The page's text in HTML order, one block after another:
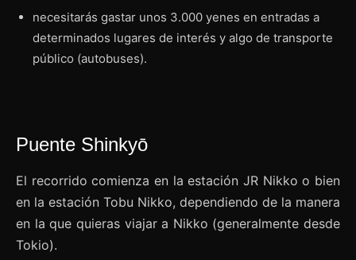
necesitarás gastar unos 3.000 yenes en entradas a
determinados lugares de interés y algo de transporte
público (autobuses).
Puente Shinkyō
El recorrido comienza en la estación JR Nikko o bien
en la estación Tobu Nikko, dependiendo de la manera
en la que quieras viajar a Nikko (generalmente desde
Tokio).